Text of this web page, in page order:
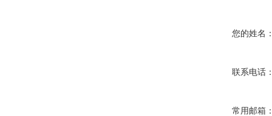
您的姓名
联系电话
常用邮箱